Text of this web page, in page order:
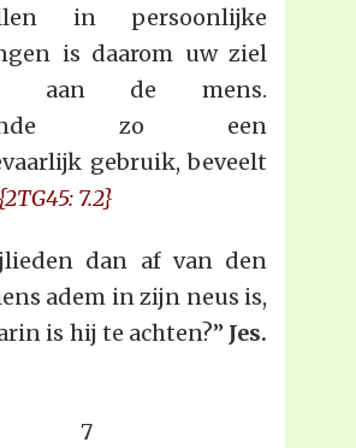
in persoonlijke
is daarom uw ziel
aan de mens.
zo een
gebruik, beveelt
{2TG45: 7.2}
dan af van den
adem in zijn neus is,
is hij te achten?” Jes.
7